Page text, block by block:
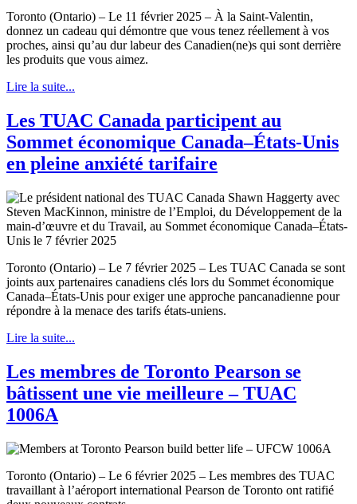
Toronto (Ontario) – Le 11 février 2025 – À la Saint-Valentin,
donnez un cadeau qui démontre que vous tenez réellement à vos
proches, ainsi qu’au dur labeur des Canadien(ne)s qui sont derrière
les produits que vous aimez.
Lire la suite...
Les TUAC Canada participent au
Sommet économique Canada–États-Unis
en pleine anxiété tarifaire
Toronto (Ontario) – Le 7 février 2025 – Les TUAC Canada se sont
joints aux partenaires canadiens clés lors du Sommet économique
Canada–États-Unis pour exiger une approche pancanadienne pour
répondre à la menace des tarifs états-uniens.
Lire la suite...
Les membres de Toronto Pearson se
bâtissent une vie meilleure – TUAC
1006A
Toronto (Ontario) – Le 6 février 2025 – Les membres des TUAC
travaillant à l’aéroport international Pearson de Toronto ont ratifié